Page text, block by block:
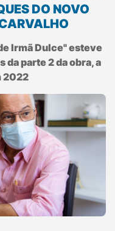
DO NOVO
Irmã Dulce" esteve
parte 2 da obra, a
2022